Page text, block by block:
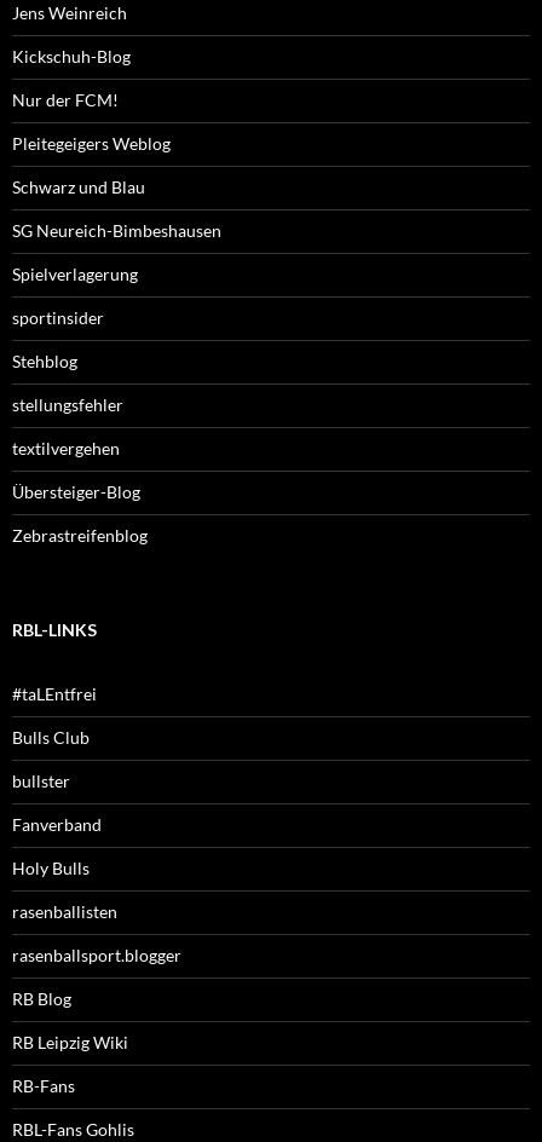
Jens Weinreich
Kickschuh-Blog
Nur der FCM!
Pleitegeigers Weblog
Schwarz und Blau
SG Neureich-Bimbeshausen
Spielverlagerung
sportinsider
Stehblog
stellungsfehler
textilvergehen
Übersteiger-Blog
Zebrastreifenblog
RBL-LINKS
#taLEntfrei
Bulls Club
bullster
Fanverband
Holy Bulls
rasenballisten
rasenballsport.blogger
RB Blog
RB Leipzig Wiki
RB-Fans
RBL-Fans Gohlis